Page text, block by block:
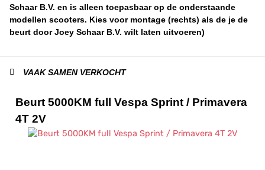
Schaar B.V. en is alleen toepasbaar op de onderstaande
modellen scooters. Kies voor montage (rechts) als de je de
beurt door Joey Schaar B.V. wilt laten uitvoeren)
VAAK SAMEN VERKOCHT
Beurt 5000KM full Vespa Sprint / Primavera
4T 2V